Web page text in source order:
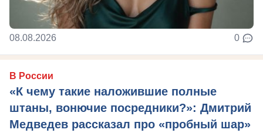
08.08.2026 0
В России
«К чему такие наложившие полные
штаны, вонючие посредники?»: Дмитрий
Медведев рассказал про «пробный шар»